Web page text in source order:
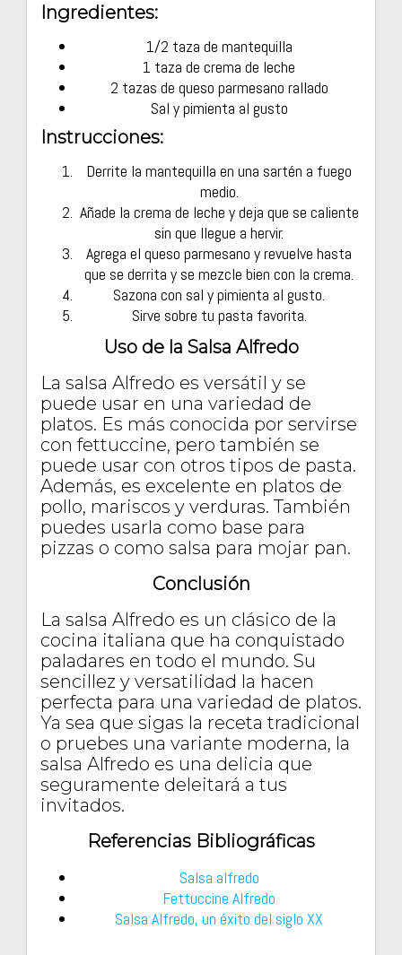
Ingredientes:
1/2 taza de mantequilla
1 taza de crema de leche
2 tazas de queso parmesano rallado
Sal y pimienta al gusto
Instrucciones:
Derrite la mantequilla en una sartén a fuego
medio.
Añade la crema de leche y deja que se caliente
sin que llegue a hervir.
Agrega el queso parmesano y revuelve hasta
que se derrita y se mezcle bien con la crema.
Sazona con sal y pimienta al gusto.
Sirve sobre tu pasta favorita.
Uso de la Salsa Alfredo
La salsa Alfredo es versátil y se
puede usar en una variedad de
platos. Es más conocida por servirse
con fettuccine, pero también se
puede usar con otros tipos de pasta.
Además, es excelente en platos de
pollo, mariscos y verduras. También
puedes usarla como base para
pizzas o como salsa para mojar pan.
Conclusión
La salsa Alfredo es un clásico de la
cocina italiana que ha conquistado
paladares en todo el mundo. Su
sencillez y versatilidad la hacen
perfecta para una variedad de platos.
Ya sea que sigas la receta tradicional
o pruebes una variante moderna, la
salsa Alfredo es una delicia que
seguramente deleitará a tus
invitados.
Referencias Bibliográficas
Salsa alfredo
Fettuccine Alfredo
Salsa Alfredo, un éxito del siglo XX